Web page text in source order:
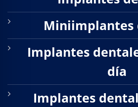
Miniimplantes
Implantes
día
Implantes
Friendly Mode